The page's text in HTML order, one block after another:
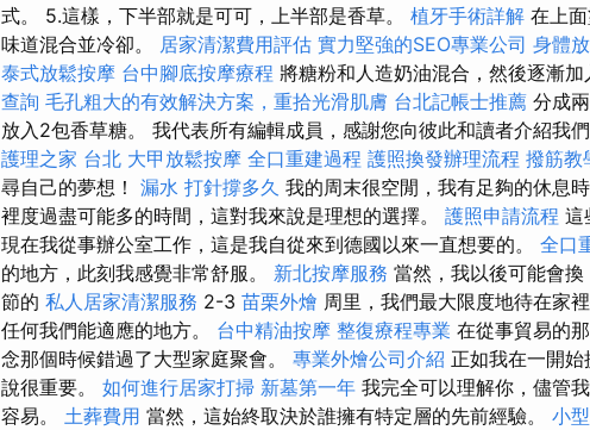
式。 5.這樣，下半部就是可可，上半部是香草。 植牙手術詳解 在上
味道混合並冷卻。 居家清潔費用評估 實力堅強的SEO專業公司 身體
泰式放鬆按摩 台中腳底按摩療程 將糖粉和人造奶油混合，然後逐漸加
查詢 毛孔粗大的有效解決方案，重拾光滑肌膚 台北記帳士推薦 分成
放入2包香草糖。 我代表所有編輯成員，感謝您向彼此和讀者介紹我
護理之家 台北 大甲放鬆按摩 全口重建過程 護照換發辦理流程 撥筋教
尋自己的夢想！ 漏水 打針撐多久 我的周末很空閒，我有足夠的休息
裡度過盡可能多的時間，這對我來說是理想的選擇。 護照申請流程 這
現在我從事辦公室工作，這是我自從來到德國以來一直想要的。 全口
的地方，此刻我感覺非常舒服。 新北按摩服務 當然，我以後可能會
節的 私人居家清潔服務 2-3 苗栗外燴 周里，我們最大限度地待在家
任何我們能適應的地方。 台中精油按摩 整復療程專業 在從事貿易的
念那個時候錯過了大型家庭聚會。 專業外燴公司介紹 正如我在一開
說很重要。 如何進行居家打掃 新墓第一年 我完全可以理解你，儘管
容易。 土葬費用 當然，這始終取決於誰擁有特定層的先前經驗。 小